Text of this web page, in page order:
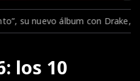
y grandes sorpresas
los 10